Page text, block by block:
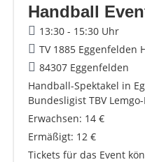
Handball
13:30 - 15:30 Uhr
TV 1885 Eggenfelden
84307 Eggenfelden
Handball-Spektakel in
Bundesligist TBV
Erwachsen: 14 €
Ermäßigt: 12 €
Tickets für das Event